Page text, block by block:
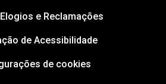
e Reclamações
de Acessibilidade
de cookies